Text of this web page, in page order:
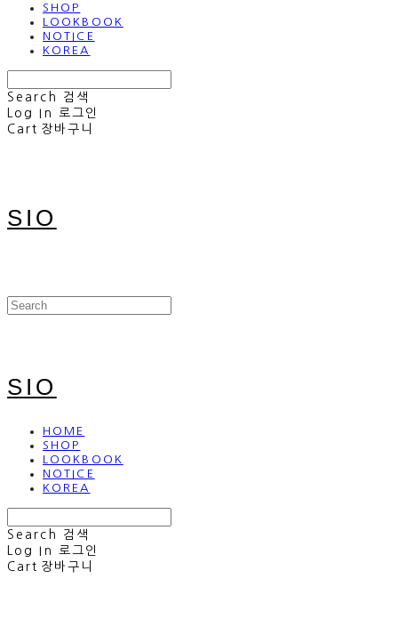
SHOP
LOOKBOOK
NOTICE
KOREA
Search
검색
Log In
로그인
Cart 장바구니
SIO
SIO
HOME
SHOP
LOOKBOOK
NOTICE
KOREA
Search
검색
Log In
로그인
Cart 장바구니